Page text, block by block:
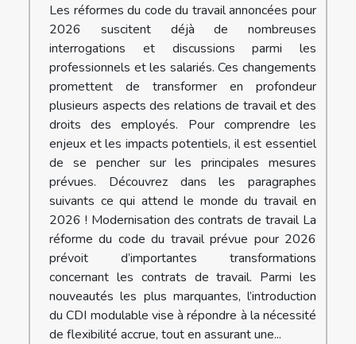
Les réformes du code du travail annoncées pour
2026 suscitent déjà de nombreuses
interrogations et discussions parmi les
professionnels et les salariés. Ces changements
promettent de transformer en profondeur
plusieurs aspects des relations de travail et des
droits des employés. Pour comprendre les
enjeux et les impacts potentiels, il est essentiel
de se pencher sur les principales mesures
prévues. Découvrez dans les paragraphes
suivants ce qui attend le monde du travail en
2026 ! Modernisation des contrats de travail La
réforme du code du travail prévue pour 2026
prévoit d’importantes transformations
concernant les contrats de travail. Parmi les
nouveautés les plus marquantes, l’introduction
du CDI modulable vise à répondre à la nécessité
de flexibilité accrue, tout en assurant une...